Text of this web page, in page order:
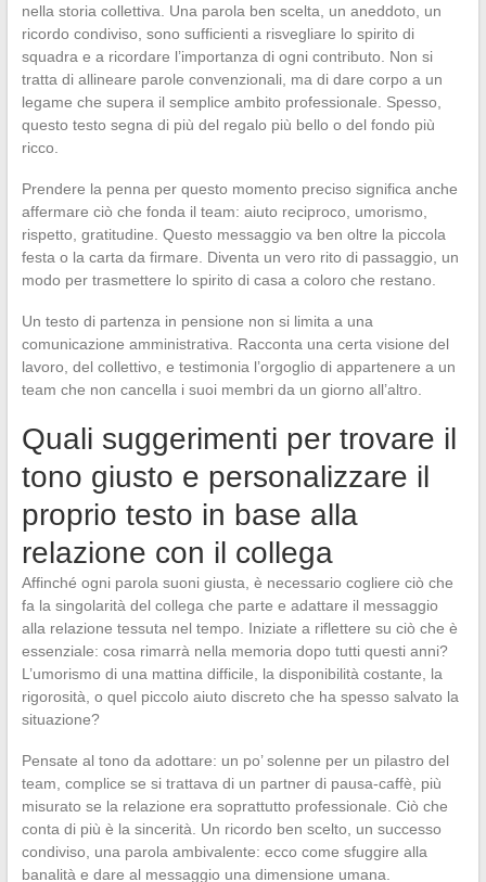
nella storia collettiva. Una parola ben scelta, un aneddoto, un
ricordo condiviso, sono sufficienti a risvegliare lo spirito di
squadra e a ricordare l’importanza di ogni contributo. Non si
tratta di allineare parole convenzionali, ma di dare corpo a un
legame che supera il semplice ambito professionale. Spesso,
questo testo segna di più del regalo più bello o del fondo più
ricco.
Prendere la penna per questo momento preciso significa anche
affermare ciò che fonda il team: aiuto reciproco, umorismo,
rispetto, gratitudine. Questo messaggio va ben oltre la piccola
festa o la carta da firmare. Diventa un vero rito di passaggio, un
modo per trasmettere lo spirito di casa a coloro che restano.
Un testo di partenza in pensione non si limita a una
comunicazione amministrativa. Racconta una certa visione del
lavoro, del collettivo, e testimonia l’orgoglio di appartenere a un
team che non cancella i suoi membri da un giorno all’altro.
Quali suggerimenti per trovare il
tono giusto e personalizzare il
proprio testo in base alla
relazione con il collega
Affinché ogni parola suoni giusta, è necessario cogliere ciò che
fa la singolarità del collega che parte e adattare il messaggio
alla relazione tessuta nel tempo. Iniziate a riflettere su ciò che è
essenziale: cosa rimarrà nella memoria dopo tutti questi anni?
L’umorismo di una mattina difficile, la disponibilità costante, la
rigorosità, o quel piccolo aiuto discreto che ha spesso salvato la
situazione?
Pensate al tono da adottare: un po’ solenne per un pilastro del
team, complice se si trattava di un partner di pausa-caffè, più
misurato se la relazione era soprattutto professionale. Ciò che
conta di più è la sincerità. Un ricordo ben scelto, un successo
condiviso, una parola ambivalente: ecco come sfuggire alla
banalità e dare al messaggio una dimensione umana.